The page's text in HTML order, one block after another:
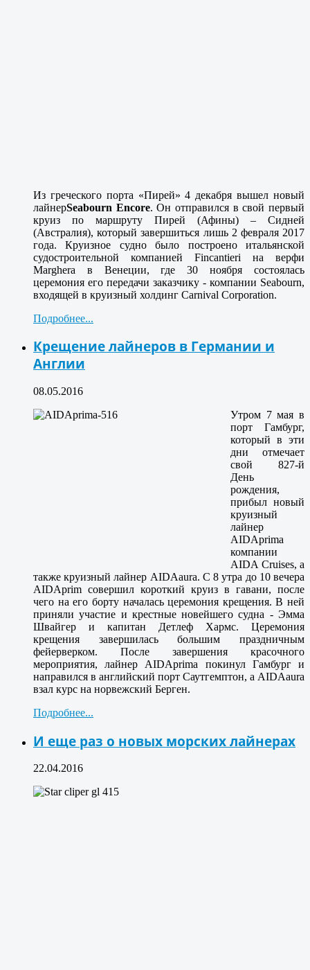
Из греческого порта «Пирей» 4 декабря вышел новый
лайнерSeabourn Encore. Он отправился в свой первый
круиз по маршруту Пирей (Афины) – Сидней
(Австралия), который завершиться лишь 2 февраля 2017
года. Круизное судно было построено итальянской
судостроительной компанией Fincantieri на верфи
Marghera в Венеции, где 30 ноября состоялась
церемония его передачи заказчику - компании Seabourn,
входящей в круизный холдинг Carnival Corporation.
Подробнее...
Крещение лайнеров в Германии и
Англии
08.05.2016
Утром 7 мая в
порт Гамбург,
который в эти
дни отмечает
свой 827-й
День
рождения,
прибыл новый
круизный
лайнер
AIDAprima
компании
AIDA Cruises, а
также круизный лайнер AIDAaura. С 8 утра до 10 вечера
AIDAprim совершил короткий круиз в гавани, после
чего на его борту началась церемония крещения. В ней
приняли участие и крестные новейшего судна - Эмма
Швайгер и капитан Детлеф Хармс. Церемония
крещения завершилась большим праздничным
фейерверком. После завершения красочного
мероприятия, лайнер AIDAprima покинул Гамбург и
направился в английский порт Саутгемптон, а AIDAaura
взал курс на норвежский Берген.
Подробнее...
И еще раз о новых морских лайнерах
22.04.2016